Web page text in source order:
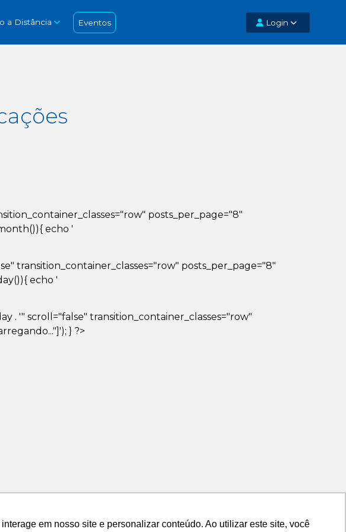
em nosso site e personalizar conteúdo. Ao utilizar este site, você
a Distância Eventos Login
posts_per_page="8"
echo '
transition_container_classes="row" posts_per_page="8"
echo '
. '" scroll="false" transition_container_classes="row"
} ?>